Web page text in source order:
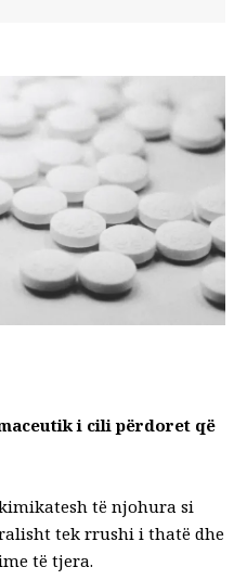
i cili përdoret që
të njohura si
tek rrushi i thatë dhe
të tjera.